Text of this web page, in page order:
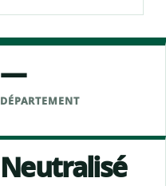
—
DÉPARTEMENT
Neutralisé